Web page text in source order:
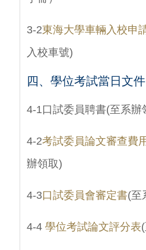
3-2東海大學車輛入校申
入校車號)
四 、學位考試當日文件
4-1口試委員聘書(至系辦
4-2考試委員論文審查費
辦領取)
4-3口試委員會審定書(至
4-4學位考試論文評分表